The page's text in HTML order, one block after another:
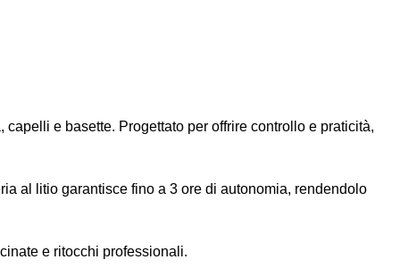
e basette. Progettato per offrire controllo e praticità,
al litio garantisce fino a 3 ore di autonomia, rendendolo
e ritocchi professionali.